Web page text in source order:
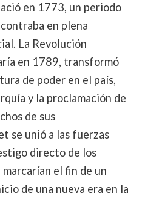
en 1773, un periodo
en plena
La Revolución
en 1789, transformó
de poder en el país,
y la proclamación de
de sus
se unió a las fuerzas
directo de los
el fin de un
de una nueva era en la